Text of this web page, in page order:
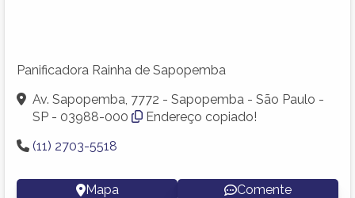
Panificadora Rainha de Sapopemba
Av. Sapopemba, 7772 - Sapopemba - São Paulo -
SP - 03988-000
Endereço copiado!
(11) 2703-5518
Mapa Comente